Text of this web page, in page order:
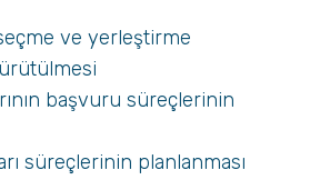
seçme ve yerleştirme
başvuru süreçlerinin
süreçlerinin planlanması